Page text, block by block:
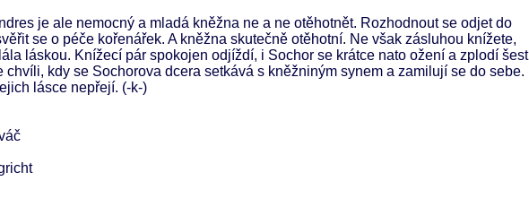
je ale nemocný a mladá kněžna ne a ne otěhotnět. Rozhodnout se odjet do
se o péče kořenářek. A kněžna skutečně otěhotní. Ne však zásluhou knížete,
láskou. Knížecí pár spokojen odjíždí, i Sochor se krátce nato ožení a zplodí šest
kdy se Sochorova dcera setkává s kněžniným synem a zamilují se do sebe.
lásce nepřejí. (-k-)